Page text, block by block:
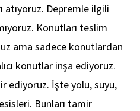
atıyoruz. Depremle ilgili
Konutları teslim
ama sadece konutlardan
konutlar inşa ediyoruz.
ediyoruz. İşte yolu, suyu,
Bunları tamir